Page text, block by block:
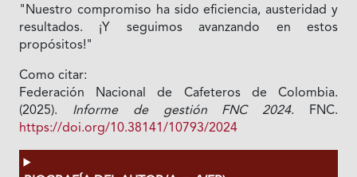
"Nuestro compromiso ha sido eficiencia, austeridad y
resultados. ¡Y seguimos avanzando en estos
propósitos!"
Como citar:
Federación Nacional de Cafeteros de Colombia.
(2025). Informe de gestión FNC 2024. FNC.
https://doi.org/10.38141/10793/2024